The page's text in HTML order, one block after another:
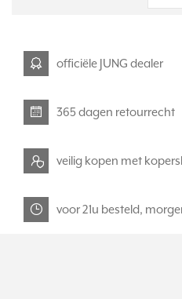
officiële JUNG dealer
365 dagen retourrecht
veilig kopen met
voor 21u besteld,